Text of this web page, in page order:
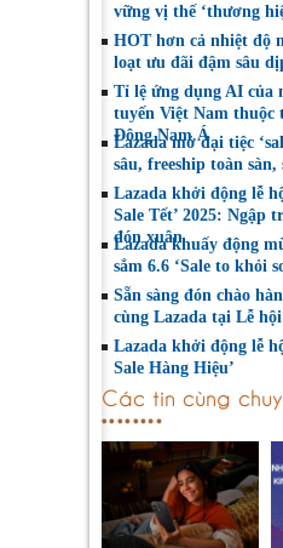
vững vị thế ‘thương
HOT hơn cả nhiệt độ
loạt ưu đãi đậm sâu
Tỉ lệ ứng dụng AI của
tuyến Việt Nam thuộc
Đông Nam Á
Lazada mở đại tiệc
sâu, freeship toàn sàn,
Lazada khởi động lễ
Sale Tết’ 2025: Ngập
đón xuân
Lazada khuấy động
sắm 6.6 ‘Sale to khỏi
Sẵn sàng đón chào
cùng Lazada tại Lễ hội
Lazada khởi động lễ
Sale Hàng Hiệu’
Các tin cùng